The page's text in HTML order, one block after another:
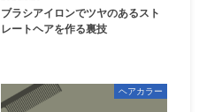
ブラシアイロンでツヤのあるスト
レートヘアを作る裏技
ヘアカラー